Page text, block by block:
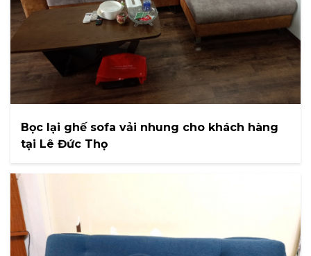
Bọc lại ghế sofa vải nhung cho khách hàng
tại Lê Đức Thọ